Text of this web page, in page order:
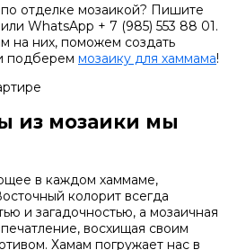
отделке мозаикой? Пишите
или WhatsApp + 7 (985) 553 88 01.
на них, поможем создать
подберем мозаику для хаммама!
из мозаики мы
в каждом хаммаме,
колорит всегда
и загадочностью, а мозаичная
восхищая своим
Хамам погружает нас в